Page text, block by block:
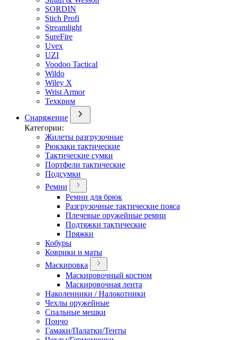
SORDIN
Stich Profi
Streamlight
SureFire
Uvex
UZI
Voodoo Tactical
Wildo
Wiley X
Wrist Armor
Техкрим
Снаряжение
Категории:
Жилеты разгрузочные
Рюкзаки тактические
Тактические сумки
Портфели тактические
Подсумки
Ремни
Ремни для брюк
Разгрузочные тактические пояса
Плечевые оружейные ремни
Подтяжки тактические
Пряжки
Кобуры
Коврики и маты
Маскировка
Маскировочный костюм
Маскировочная лента
Наколенники / Налокотники
Чехлы оружейные
Спальные мешки
Пончо
Гамаки/Палатки/Тенты